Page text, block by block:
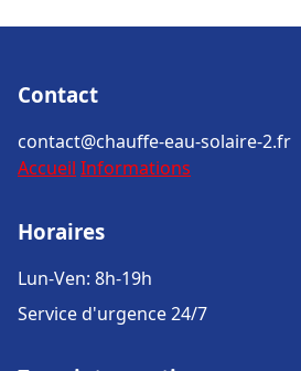
Contact
contact@chauffe-eau-solaire-2.fr
Accueil Informations
Horaires
Lun-Ven: 8h-19h
Service d'urgence 24/7